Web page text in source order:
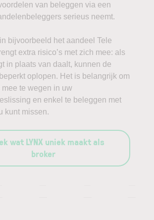
van beleggen via een
serieus neemt.
bijvoorbeeld het aandeel Tele
extra risico’s met zich mee: als
in plaats van daalt, kunnen de
oplopen. Het is belangrijk om
mee te wegen in uw
en enkel te beleggen met
kunt missen.
wat LYNX uniek maakt als
broker